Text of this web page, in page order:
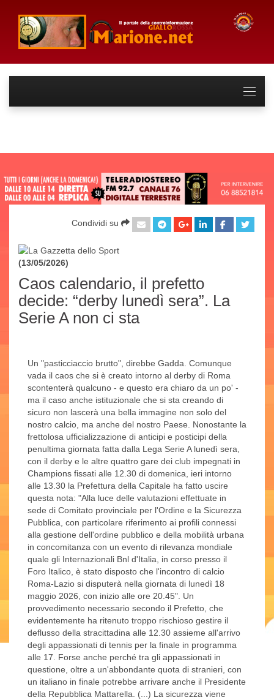
Condividi su
(13/05/2026)
Caos calendario, il prefetto
decide: “derby lunedì sera”. La
Serie A non ci sta
Un "pasticciaccio brutto", direbbe Gadda. Comunque
vada il caos che si è creato intorno al derby di Roma
scontenterà qualcuno - e questo era chiaro da un po' -
ma il caso anche istituzionale che si sta creando di
sicuro non lascerà una bella immagine non solo del
nostro calcio, ma anche del nostro Paese. Nonostante la
frettolosa ufficializzazione di anticipi e posticipi della
penultima giornata fatta dalla Lega Serie A lunedì sera,
con il derby e le altre quattro gare dei club impegnati in
Champions fissati alle 12.30 di domenica, ieri intorno
alle 13.30 la Prefettura della Capitale ha fatto uscire
questa nota: "Alla luce delle valutazioni effettuate in
sede di Comitato provinciale per l'Ordine e la Sicurezza
Pubblica, con particolare riferimento ai profili connessi
alla gestione dell'ordine pubblico e della mobilità urbana
in concomitanza con un evento di rilevanza mondiale
quale gli Internazionali Bnl d'Italia, in corso presso il
Foro Italico, è stato disposto che l'incontro di calcio
Roma-Lazio si disputerà nella giornata di lunedì 18
maggio 2026, con inizio alle ore 20.45". Un
provvedimento necessario secondo il Prefetto, che
evidentemente ha ritenuto troppo rischioso gestire il
deflusso della stracittadina alle 12.30 assieme all'arrivo
degli appassionati di tennis per la finale in programma
alle 17. Forse anche perché tra gli appassionati in
questione, oltre a un'abbondante quota di stranieri, con
un italiano in finale potrebbe arrivare anche il Presidente
della Repubblica Mattarella. (...) La sicurezza viene